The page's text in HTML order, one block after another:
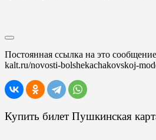
Постоянная ссылка на это
kalt.ru/novosti-bolshekachakovskoj-
Купить билет Пушкинская